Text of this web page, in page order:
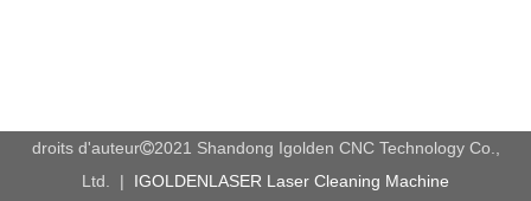
droits d'auteur2021 Shandong Igolden CNC Technology Co.,
Ltd. |
IGOLDENLASER Laser Cleaning Machine